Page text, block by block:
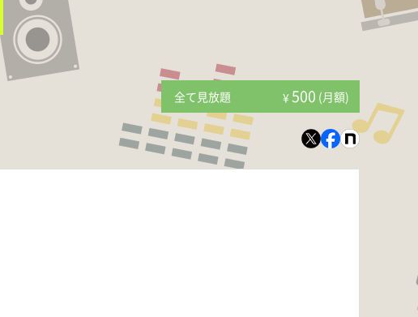
全て見放題 ¥500 (月額)